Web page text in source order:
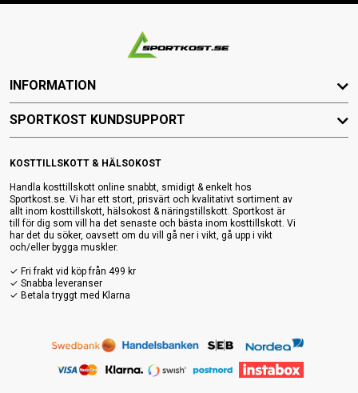
KOSTTILLSKOTT & HÄLSOKOST
Handla kosttillskott online snabbt, smidigt & enkelt hos
Sportkost.se. Vi har ett stort, prisvärt och kvalitativt sortiment av
allt inom kosttillskott, hälsokost & näringstillskott. Sportkost är
till för dig som vill ha det senaste och bästa inom kosttillskott. Vi
har det du söker, oavsett om du vill gå ner i vikt, gå upp i vikt
och/eller bygga muskler.
✓ Fri frakt vid köp från 499 kr
✓ Snabba leveranser
✓ Betala tryggt med Klarna
INFORMATION
SPORTKOST KUNDSUPPORT